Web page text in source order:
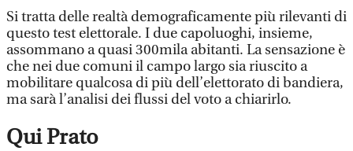
Si tratta delle realtà demograficamente più rilevanti di
questo test elettorale. I due capoluoghi, insieme,
assommano a quasi 300mila abitanti. La sensazione è
che nei due comuni il campo largo sia riuscito a
mobilitare qualcosa di più dell’elettorato di bandiera,
ma sarà l’analisi dei flussi del voto a chiarirlo.
Qui Prato